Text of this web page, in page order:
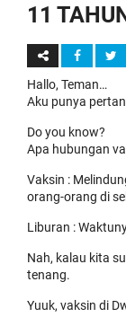
11
Hallo, Teman…
Aku punya
Do you know?
Apa hubungan
Vaksin :
orang-orang di
Liburan :
Nah, kalau kita
tenang.
Yuuk, vaksin di